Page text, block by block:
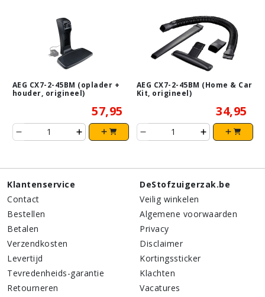
AEG CX7-2-45BM (oplader +
houder, origineel)
57,95
AEG CX7-2-45BM (Home & Car
Kit, origineel)
34,95
Klantenservice
Contact
Bestellen
Betalen
Verzendkosten
Levertijd
Tevredenheids-garantie
Retourneren
DeStofzuigerzak.be
Veilig winkelen
Algemene voorwaarden
Privacy
Disclaimer
Kortingssticker
Klachten
Vacatures